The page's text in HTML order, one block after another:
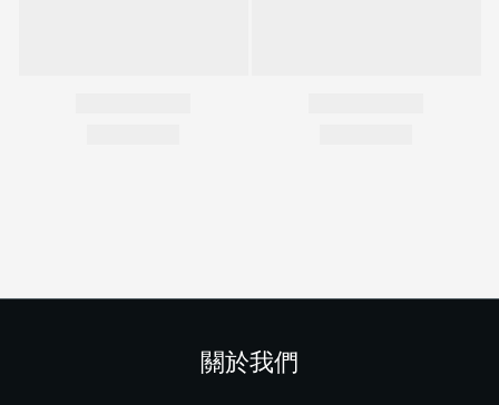
關於我們